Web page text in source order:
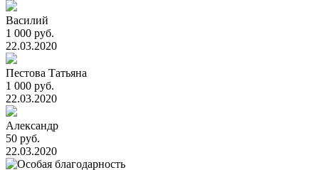
Василий
1 000 руб.
22.03.2020
Пестова Татьяна
1 000 руб.
22.03.2020
Александр
50 руб.
22.03.2020